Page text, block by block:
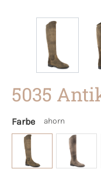
5035
Farbe ahorn